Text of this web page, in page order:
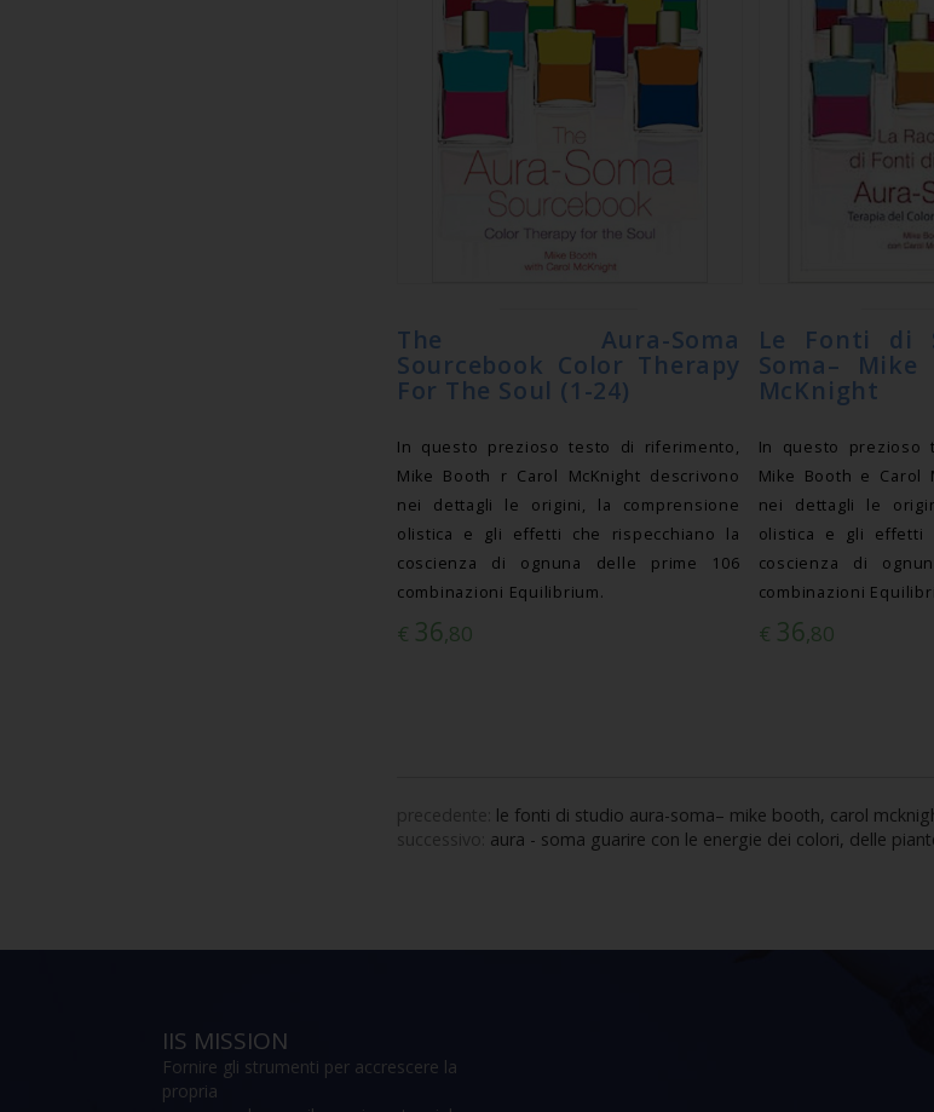
The Aura-Soma
Sourcebook Color Therapy
For The Soul (1-24)
In questo prezioso testo di riferimento,
Mike Booth r Carol McKnight descrivono
nei dettagli le origini, la comprensione
olistica e gli effetti che rispecchiano la
coscienza di ognuna delle prime 106
combinazioni Equilibrium.
€ 36,80
Le Fonti di
Soma–
McKnight
In questo prezioso
Mike Booth e Carol
nei dettagli le
olistica e gli effetti
coscienza di
combinazioni
€ 36,80
precedente: le fonti di studio aura-soma– mike booth, carol
successivo: aura - soma guarire con le energie dei colori, delle
IIS MISSION
Fornire gli strumenti per accrescere la
propria